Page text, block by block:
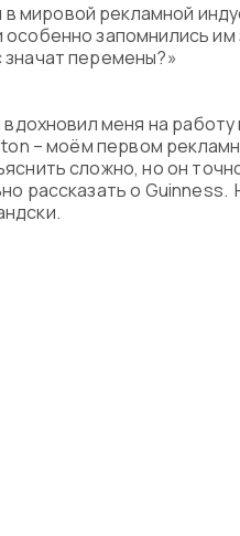
мировой рекламной
запомнились им
перемены?»
меня на работу
– моём первом
сложно, но он
рассказать о Guinness.